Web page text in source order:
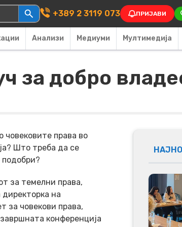
Navigation
+389 2 3119 073 ПРИЈАВИ
Анализи Медиуми Мултимедија
за добро
човековите права во
Што треба да се
подобри?
за темелни права,
на
за човекови права,
конференција